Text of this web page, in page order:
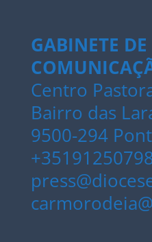
GABINETE DE
Centro
Bairro das
9500-294